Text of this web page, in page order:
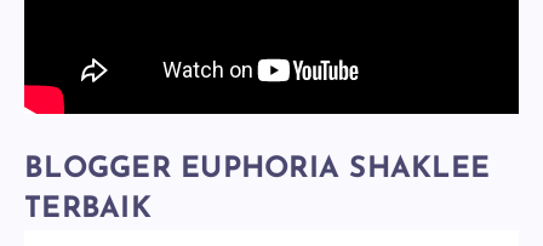
BLOGGER EUPHORIA SHAKLEE
TERBAIK